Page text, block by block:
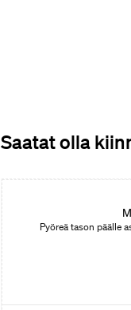
Saatat olla
Pyöreä tason päälle